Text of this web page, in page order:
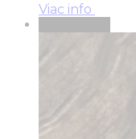
Viac info